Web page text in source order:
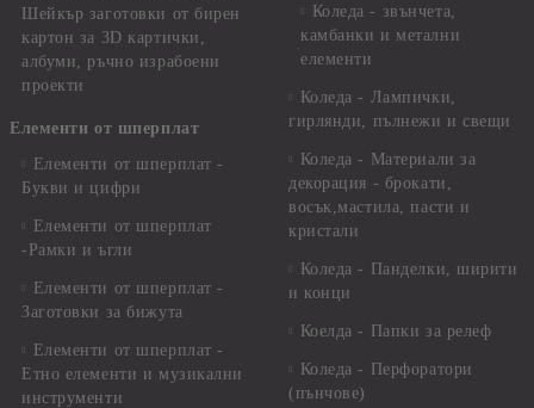
Шейкър заготовки от бирен
картон за 3D картички,
албуми, ръчно израбоени
проекти
Елементи от шперплат
Елементи от шперплат -
Букви и цифри
Елементи от шперплат
-Рамки и ъгли
Елементи от шперплат -
Заготовки за бижута
Елементи от шперплат -
Етно елементи и музикални
инструменти
Коледа - звънчета,
камбанки и метални
елементи
Коледа - Лампички,
гирлянди, пълнежи и свещи
Коледа - Материали за
декорация - брокати,
восък,мастила, пасти и
кристали
Коледа - Панделки, ширити
и конци
Коелда - Папки за релеф
Коледа - Перфоратори
(пънчове)